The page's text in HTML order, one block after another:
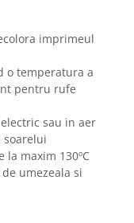
imprimeul
o temperatura a
pentru rufe
sau in aer
soarelui
maxim 130ºC
umezeala si